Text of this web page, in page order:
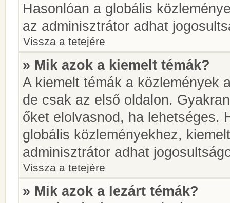
Hasonlóan a globális
az adminisztrátor adhat
Vissza a tetejére
» Mik azok a kiemelt témák?
A kiemelt témák a közlemények
de csak az első oldalon.
őket elolvasnod, ha lehetséges.
globális közleményekhez,
adminisztrátor adhat
Vissza a tetejére
» Mik azok a lezárt témák?